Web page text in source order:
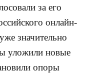
за его
онлайн-
значительно
уложили новые
опоры